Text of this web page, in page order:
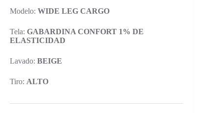
was:
$23,500.00.
is:
$20,000.00.
Modelo: WIDE LEG CARGO
Tela: GABARDINA CONFORT 1% DE
ELASTICIDAD
Lavado: BEIGE
Tiro: ALTO